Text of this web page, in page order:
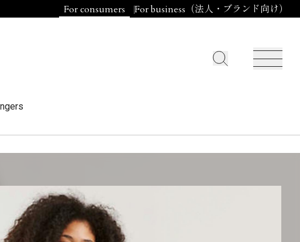
For consumers For business（法人・ブランド向け）